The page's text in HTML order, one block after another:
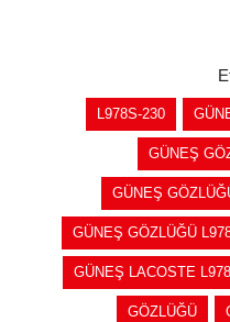
L978S-230
GÜNEŞ
GÜNEŞ
GÜNEŞ GÖZLÜĞÜ
GÜNEŞ LACOSTE
GÖZLÜĞÜ